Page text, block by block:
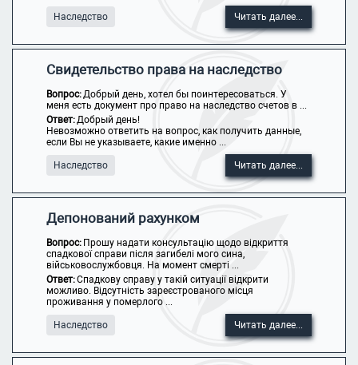
Наследство Читать далее...
Свидетельство права на наследство
Вопрос:Добрый день, хотел бы поинтересоваться. У
меня есть документ про право на наследство счетов в ...
Ответ:Добрый день!
Невозможно ответить на вопрос, как получить данные,
если Вы не указываете, какие именно ...
Наследство Читать далее...
Депонований рахунком
Вопрос: Прошу надати консультацію щодо відкриття
спадкової справи після загибелі мого сина,
військовослужбовця. На момент смерті ...
Ответ:Спадкову справу у такій ситуації відкрити
можливо. Відсутність зареєстрованого місця
проживання у померлого ...
Наследство Читать далее...